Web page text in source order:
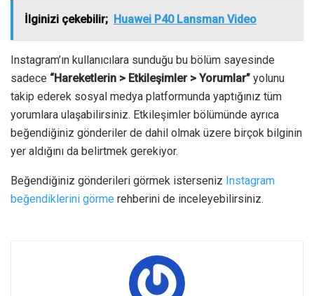
İlginizi çekebilir; Huawei P40 Lansman Video
Instagram’ın kullanıcılara sunduğu bu bölüm sayesinde
sadece “Hareketlerin > Etkileşimler > Yorumlar” yolunu
takip ederek sosyal medya platformunda yaptığınız tüm
yorumlara ulaşabilirsiniz. Etkileşimler bölümünde ayrıca
beğendiğiniz gönderiler de dahil olmak üzere birçok bilginin
yer aldığını da belirtmek gerekiyor.
Beğendiğiniz gönderileri görmek isterseniz Instagram
beğendiklerini görme rehberini de inceleyebilirsiniz.